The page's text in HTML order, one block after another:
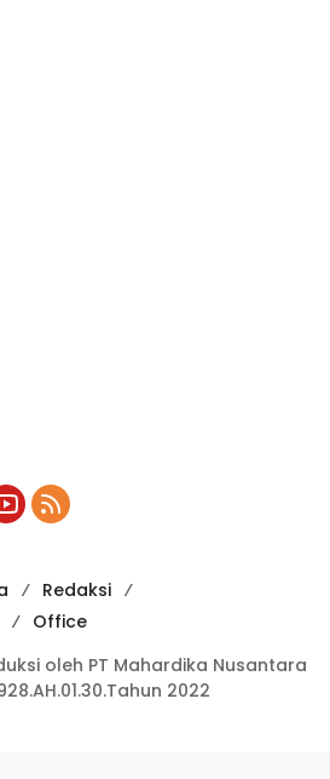
Redaksi
Office
oleh PT Mahardika Nusantara
2022